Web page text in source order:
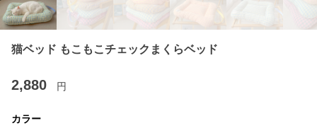
猫ベッド もこもこチェックまくらベッド
2,880 円
カラー